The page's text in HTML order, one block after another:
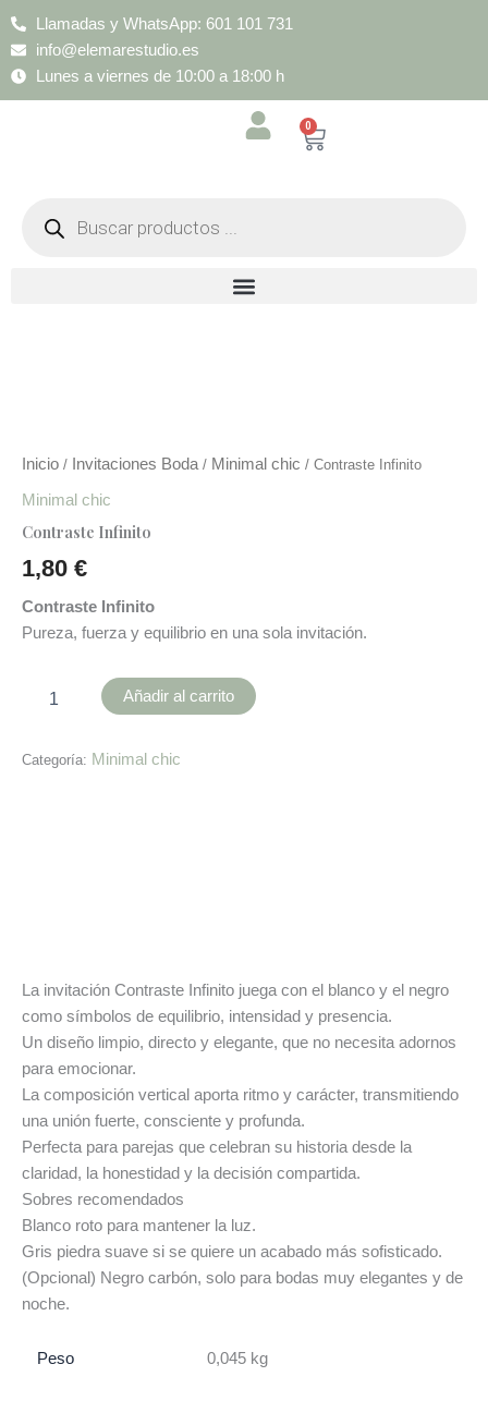
Llamadas y WhatsApp: 601 101 731
info@elemarestudio.es
Lunes a viernes de 10:00 a 18:00 h
0
Cart
productos
Inicio / Invitaciones Boda/ Minimal chic / Contraste Infinito
Minimal chic
Contraste Infinito
1,80 €
Contraste Infinito
Pureza, fuerza y equilibrio en una sola invitación.
Añadir al carrito
Categoría: Minimal chic
La invitación Contraste Infinito juega con el blanco y el negro
como símbolos de equilibrio, intensidad y presencia.
Un diseño limpio, directo y elegante, que no necesita adornos
para emocionar.
La composición vertical aporta ritmo y carácter, transmitiendo
una unión fuerte, consciente y profunda.
Perfecta para parejas que celebran su historia desde la
claridad, la honestidad y la decisión compartida.
Sobres recomendados
Blanco roto para mantener la luz.
Gris piedra suave si se quiere un acabado más sofisticado.
(Opcional) Negro carbón, solo para bodas muy elegantes y de
noche.
Peso 0,045 kg